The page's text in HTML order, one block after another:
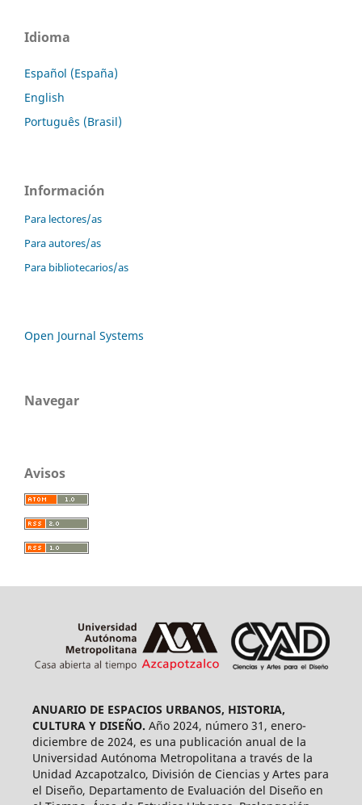
Idioma
Español (España)
English
Português (Brasil)
Información
Para lectores/as
Para autores/as
Para bibliotecarios/as
Open Journal Systems
Navegar
Avisos
ANUARIO DE ESPACIOS URBANOS, HISTORIA,
CULTURA Y DISEÑO. Año 2024, número 31, enero-
diciembre de 2024, es una publicación anual de la
Universidad Autónoma Metropolitana a través de la
Unidad Azcapotzalco, División de Ciencias y Artes para
el Diseño, Departamento de Evaluación del Diseño en